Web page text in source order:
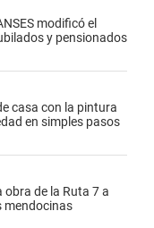
modificó el
y pensionados
casa con la pintura
en simples pasos
obra de la Ruta 7 a
mendocinas